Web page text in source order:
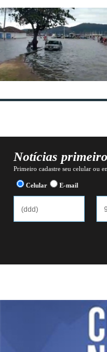
Notícias
Primeiro cadastre seu celular ou
Celular E-mail